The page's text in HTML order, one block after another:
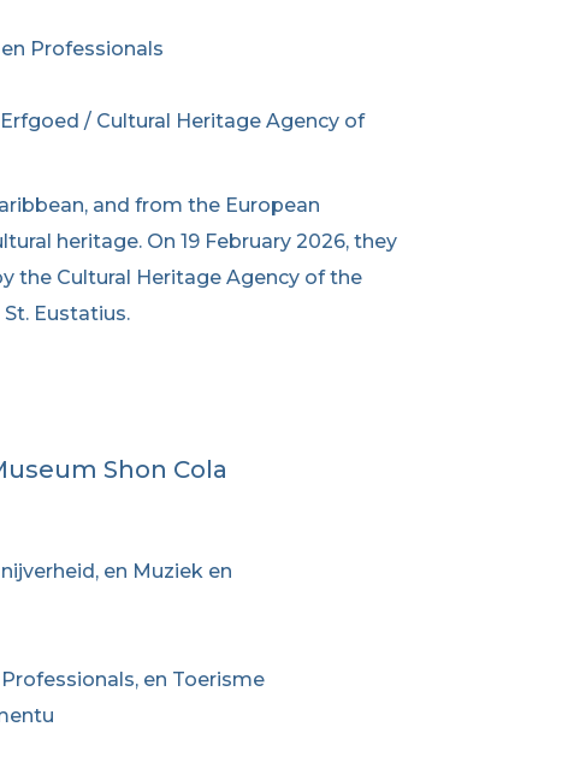
Professionals
/ Cultural Heritage Agency of
and from the European
heritage. On 19 February 2026, they
the Cultural Heritage Agency of the
Eustatius.
Shon Cola
en Muziek en
en Toerisme